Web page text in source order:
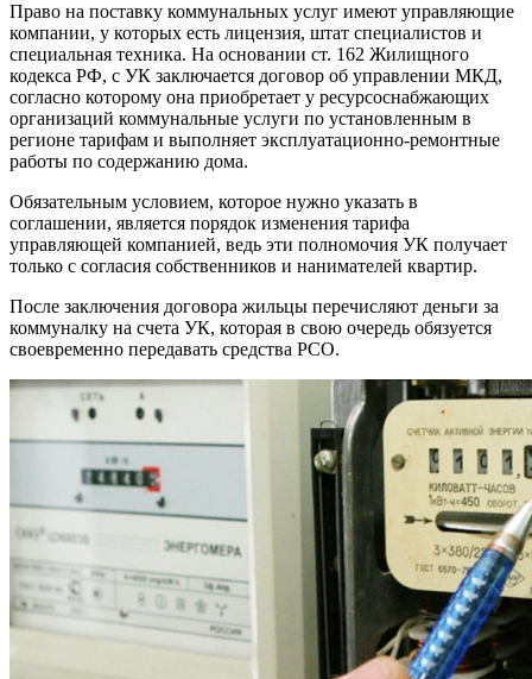
Право на поставку коммунальных услуг имеют управляющие
компании, у которых есть лицензия, штат специалистов и
специальная техника. На основании ст. 162 Жилищного
кодекса РФ, с УК заключается договор об управлении МКД,
согласно которому она приобретает у ресурсоснабжающих
организаций коммунальные услуги по установленным в
регионе тарифам и выполняет эксплуатационно-ремонтные
работы по содержанию дома.
Обязательным условием, которое нужно указать в
соглашении, является порядок изменения тарифа
управляющей компанией, ведь эти полномочия УК получает
только с согласия собственников и нанимателей квартир.
После заключения договора жильцы перечисляют деньги за
коммуналку на счета УК, которая в свою очередь обязуется
своевременно передавать средства РСО.